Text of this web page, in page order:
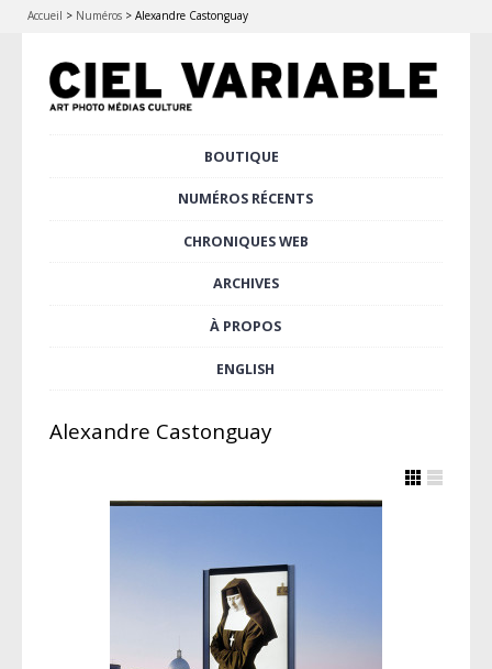
Accueil > Numéros > Alexandre Castonguay
BOUTIQUE
NUMÉROS RÉCENTS
CHRONIQUES WEB
ARCHIVES
À PROPOS
ENGLISH
Alexandre Castonguay